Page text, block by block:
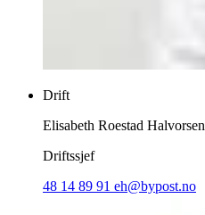
Drift
Elisabeth Roestad Halvorsen
Driftssjef
48 14 89 91 eh@bypost.no